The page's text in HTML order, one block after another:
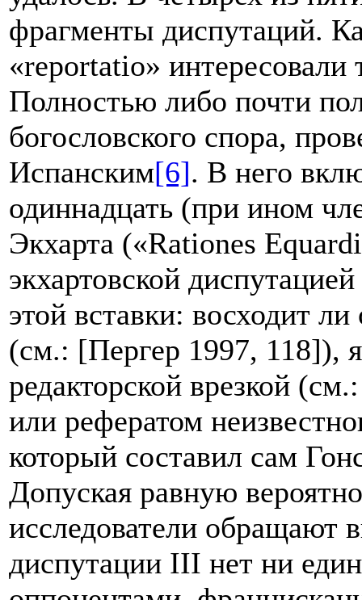
фрагменты диспутаций.
«reportatio» интересовали
Полностью либо почти
богословского спора,
Испанским[6]. В него
одиннадцать (при ином
Экхарта («Rationes
экхартовской
этой вставки: восходит
(см.: [Пергер 1997, 118]),
редакторской врезкой
или рефератом
который составил сам
Допуская равную
исследователи обращают
диспутации III нет ни